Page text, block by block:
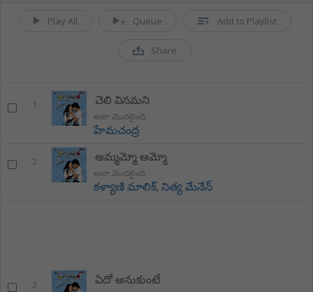
Play All Queue Add to Playlist
Share
1 చెలి వినమని
అలా మొదలైంది
హేమచంద్ర
2 అమ్మమ్మో ఆమ్మో
అలా మొదలైంది
కళ్యాణి మాలిక్,నిత్య మేనేన్
3 ఏదో అనుకుంటే